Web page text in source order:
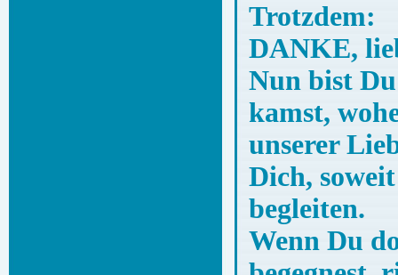
Trotzdem:
DANKE,
Nun bist
kamst,
unserer
Dich,
begleiten.
Wenn Du